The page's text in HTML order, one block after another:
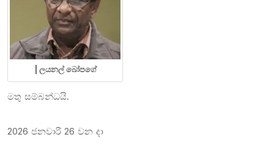
| ලයනල් බෝපගේ
මතු සම්බන්ධයි.
2026 ජනවාරි 26 වන දා